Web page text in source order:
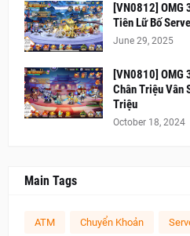
[VN0812] OMG
Tiên Lữ Bố
June 29, 2025
[VN0810] OMG
Chân Triệu Vân
Triệu
October 18, 2024
Main Tags
ATM Chuyển Khoản